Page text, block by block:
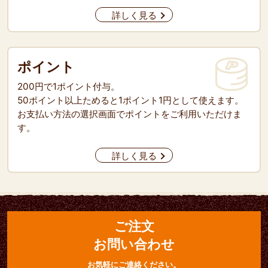
詳しく見る
ポイント
200円で1ポイント付与。
50ポイント以上ためると1ポイント1円として使えます。
お支払い方法の選択画面でポイントをご利用いただけま
す。
詳しく見る
ご注文
お問い合わせ
お気軽にご連絡ください。